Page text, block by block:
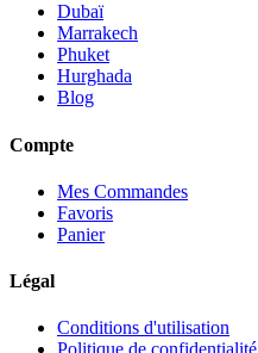
Dubaï
Marrakech
Phuket
Hurghada
Blog
Compte
Mes Commandes
Favoris
Panier
Légal
Conditions d'utilisation